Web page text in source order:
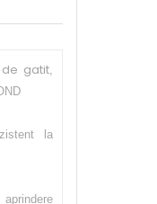
gatit,
la